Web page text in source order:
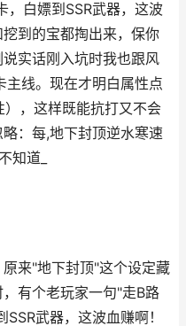
，白嫖到SSR武器，这波
到的宝都掏出来，保你
实话刚入坑时我也跟风
主线。现在才明白属性点
，这样既能抗打又不会
：每,地下封顶逆水寒速
知道_
来"地下封顶"这个设定藏
有个老玩家一句"走B路
武器，这波血赚啊！